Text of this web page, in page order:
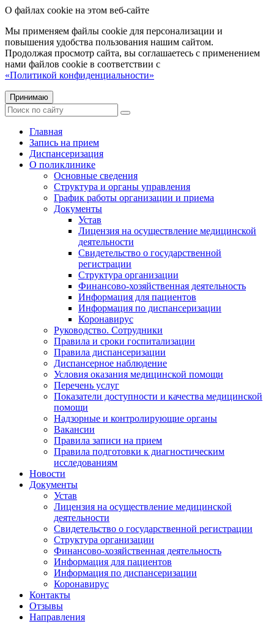
О файлах cookie на этом веб-сайте
Мы применяем файлы cookie для персонализации и
повышения удобства пользования нашим сайтом.
Продолжая просмотр сайта, вы соглашаетесь с применением
нами файлов cookie в соответствии с
«Политикой конфиденциальности»
Принимаю
Главная
Запись на прием
Диспансеризация
О поликлинике
Основные сведения
Структура и органы управления
График работы организации и приема
Документы
Устав
Лицензия на осуществление медицинской
деятельности
Свидетельство о государственной
регистрации
Структура организации
Финансово-хозяйственная деятельность
Информация для пациентов
Информация по диспансеризации
Коронавирус
Руководство. Сотрудники
Правила и сроки госпитализации
Правила диспансеризации
Диспансерное наблюдение
Условия оказания медицинской помощи
Перечень услуг
Показатели доступности и качества медицинской
помощи
Надзорные и контролирующие органы
Вакансии
Правила записи на прием
Правила подготовки к диагностическим
исследованиям
Новости
Документы
Устав
Лицензия на осуществление медицинской
деятельности
Свидетельство о государственной регистрации
Структура организации
Финансово-хозяйственная деятельность
Информация для пациентов
Информация по диспансеризации
Коронавирус
Контакты
Отзывы
Направления